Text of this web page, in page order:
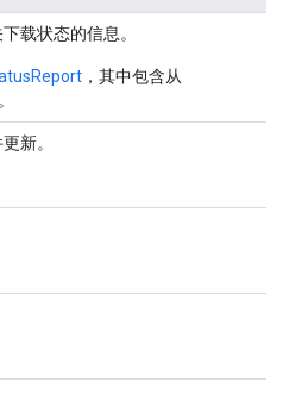
载状态的信息。
，其中包含从
新。